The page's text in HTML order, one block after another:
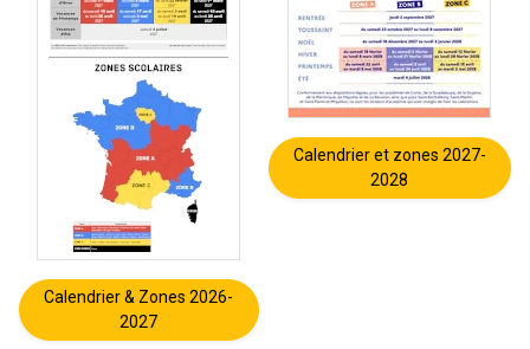
Calendrier & Zones 2026-
2027
Calendrier et zones 2027-
2028